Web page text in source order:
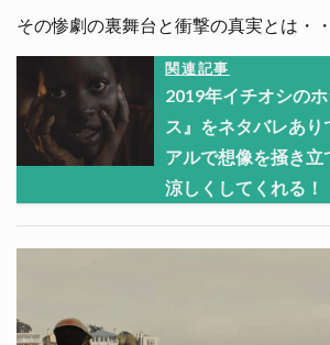
その惨劇の裏舞台と衝撃の真実とは・
関連記事
2019年イチオシの
ス』をネタバレあり
アルで想像を掻き立
涼しくしてくれる！